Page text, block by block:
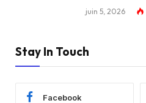
juin 5, 2026
Stay In Touch
Facebook